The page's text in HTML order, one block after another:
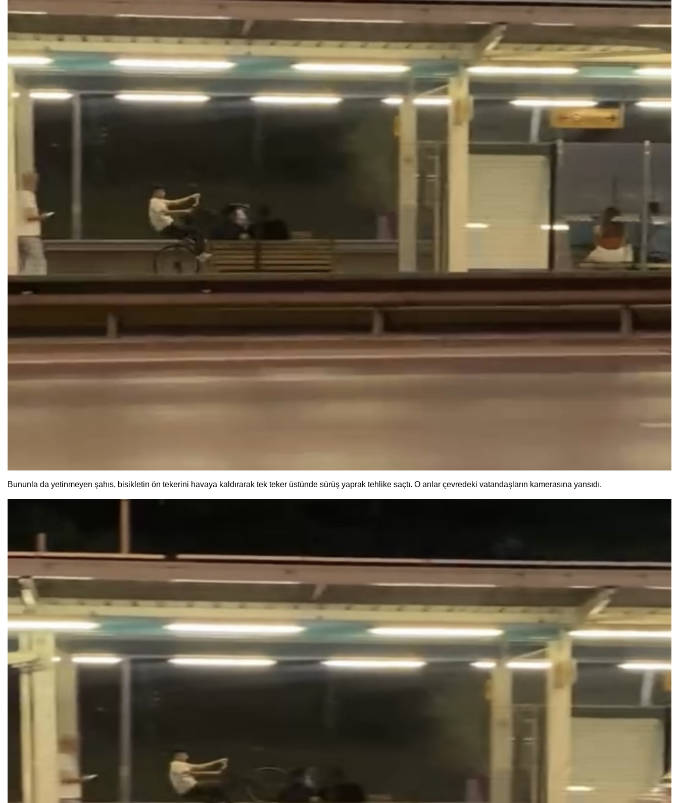
Bununla da yetinmeyen şahıs, bisikletin ön tekerini havaya kaldırarak tek teker üstünde sürüş yaprak tehlike saçtı. O anlar çevredeki vatandaşların kamerasına yansıdı.